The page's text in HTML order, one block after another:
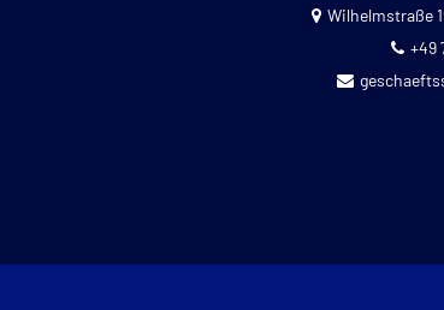
Wilhelmstraße
+49